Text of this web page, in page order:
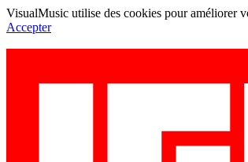
VisualMusic utilise des cookies pour améliorer
Accepter